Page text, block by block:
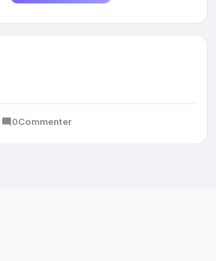
0Commenter